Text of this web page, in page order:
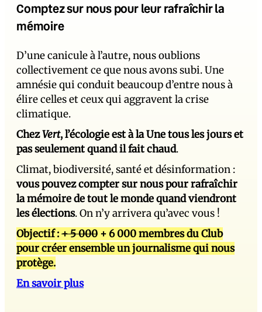
Comptez sur nous pour leur rafraîchir la
mémoire
D’une canicule à l’autre, nous oublions
collectivement ce que nous avons subi. Une
amnésie qui conduit beaucoup d’entre nous à
élire celles et ceux qui aggravent la crise
climatique.
ChezVert, l’écologie est à la Une tous les jours et
pas seulement quand il fait chaud.
Climat, biodiversité, santé et désinformation :
vous pouvez compter sur nous pour rafraîchir
la mémoire de tout le monde quand viendront
les élections. On n’y arrivera qu’avec vous !
Objectif :+ 5 000 + 6 000 membres du Club
pour créer ensemble un journalisme qui nous
protège.
En savoir plus